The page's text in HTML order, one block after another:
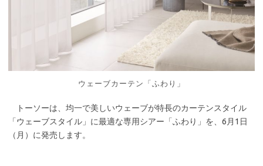
ウェーブカーテン「ふわり」
トーソーは、均一で美しいウェーブが特長のカーテンスタイル
「ウェーブスタイル」に最適な専用シアー「ふわり」を、6月1日
（月）に発売します。